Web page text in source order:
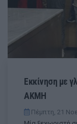
Εκκίνηση με
ΑΚΜΗ
Πέμπτη, 21